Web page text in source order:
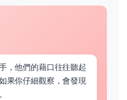
，他們的藉口往往聽起
果你仔細觀察，會發現